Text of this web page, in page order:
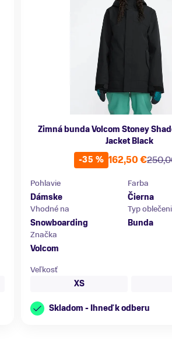
Zimná bunda Volcom Stoney
Jacket Black
-35 % 162,50 €
Pohlavie
Dámske
Farba
Čierna
Vhodné na
Snowboarding
Typ
Bunda
Značka
Volcom
Veľkosť
XS
Skladom - Ihneď k odberu